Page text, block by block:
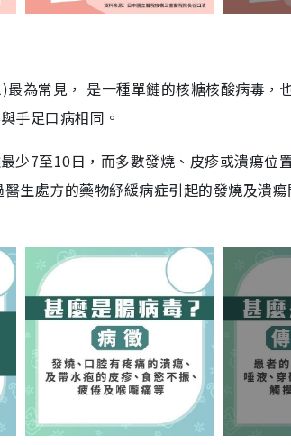
為常見， 是一種單鏈的核糖核酸病毒，
手足口病相同。
少7至10日，而多數發燒、皮疹或潰瘍位
生處方的藥物紓緩病症引起的發燒及潰